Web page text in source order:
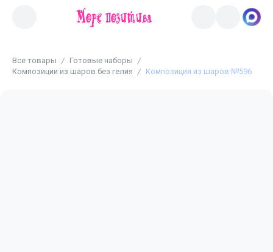
Все товары
Готовые наборы
Композиции из шаров без гелия
Композиция из шаров №596